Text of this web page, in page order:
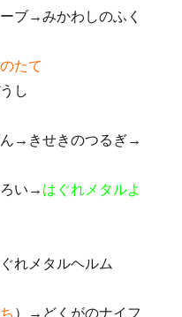
ブ→みかわしのふく
たて
し
→きせきのつるぎ→
い→ はぐれメタルよ
れメタルヘルム
）→どくがのナイフ